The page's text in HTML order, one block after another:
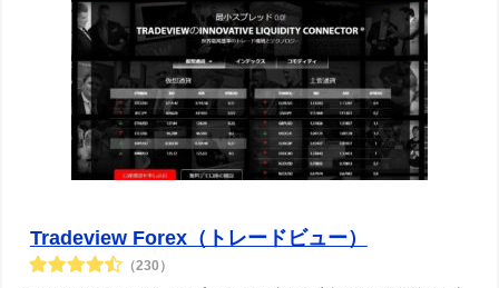
Tradeview Forex（トレードビュー）
（230）